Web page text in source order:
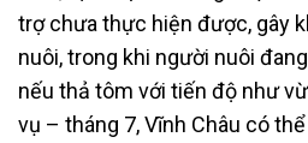
trợ chưa thực hiện được, gây
nuôi, trong khi người nuôi
nếu thả tôm với tiến độ như
vụ – tháng 7, Vĩnh Châu có